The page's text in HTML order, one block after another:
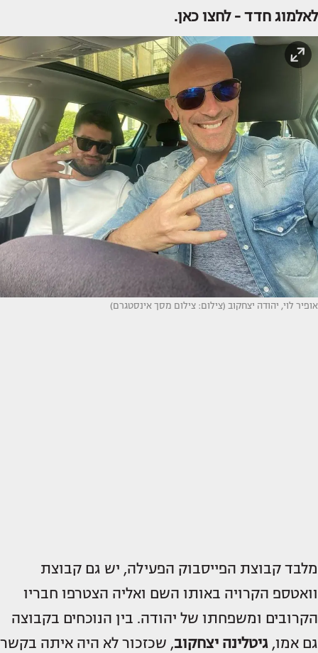
לאלמוג חדד -לחצו כאן.
אופיר לוי, יהודה יצחקוב (צילום: צילום מסך אינסטגרם)
מלבד קבוצת הפייסבוק הפעילה, יש גם קבוצת
וואטספ הקרויה באותו השם ואליה הצטרפו חבריו
הקרובים ומשפחתו של יהודה. בין הנוכחים בקבוצה
גם אמו, גיטלינה יצחקוב, שכזכור לא היה איתה בקשר